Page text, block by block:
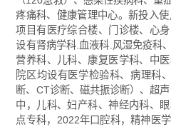
疼痛科、健康管理中心。新投入
项目有医疗综合楼、门诊楼、心
设有肾病学科.血液科.风湿免疫科
营养科、儿科、康复医学科、中
院区均设有医学检验科、病理科
断、CT诊断、磁共振诊断）、超
中，儿科、妇产科、神经内科、
点专科，2022年口腔科，精神医